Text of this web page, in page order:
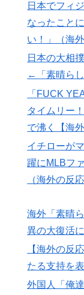
国www」
外国人「俺
ｗｗｗ」
3.1節がある
山・大阪城
▶ 韓国人「日
由がこちら
ﾙ」＝韓国の
▶ 海外「2002
協会による
の反応】
危機 会場
ダンス”も
ワイの作っ
▶ 「オーデコ
には72本」
日本でフィ
なったこと
い！」（海
日本の大相
←「素晴ら
「FUCK
タイムリー
で沸く【海
イチローが
躍にMLBフ
（海外の反応
海外「素晴
異の大復活
【海外の反
たる支持を
外国人「俺